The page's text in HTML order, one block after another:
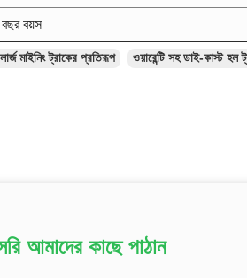
বয়স
মাইনিং ট্রাকের প্রতিরূপ ওয়ারেন্টি সহ ডাই-কাস্ট হল
আমাদের কাছে পাঠান